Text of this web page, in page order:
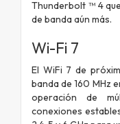
Thunderbolt ™ 4
de banda aún más.
Wi-Fi 7
El WiFi 7 de
banda de 160 MHz
operación de
conexiones